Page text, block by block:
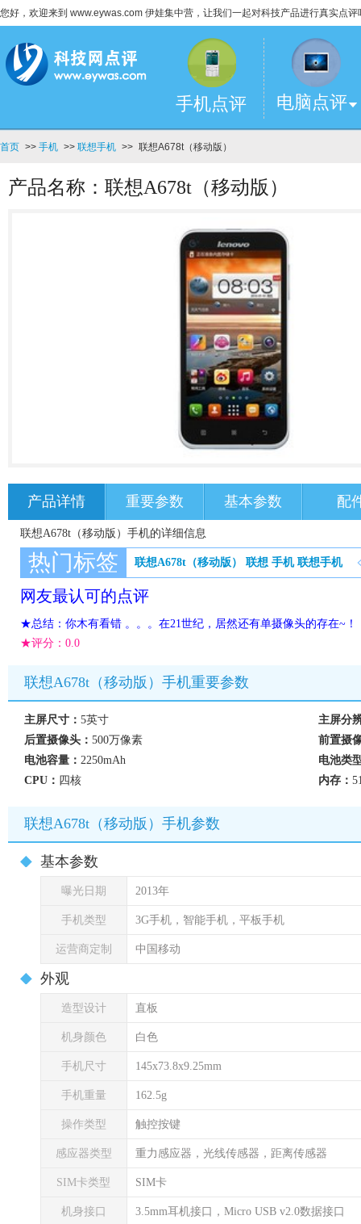
您好，欢迎来到 www.eywas.com 伊娃集中营，让我们一起对科技产品进行真实点评
手机点评 电脑点评
首页 >> 手机 >> 联想手机 >> 联想A678t（移动版）
产品名称：联想A678t（移动版）
产品详情 重要参数 基本参数 配
联想A678t（移动版）手机的详细信息
热门标签 联想A678t（移动版） 联想 手机 联想手机
网友最认可的点评
★总结：你木有看错 。。。在21世纪，居然还有单摄像头的存在~！
★评分： 0.0
联想A678t（移动版）手机重要参数
主屏尺寸： 5英寸
主屏分
后置摄像头： 500万像素
前置摄
电池容量： 2250mAh
电池类
CPU： 四核 内存：
联想A678t（移动版）手机参数
基本参数
曝光日期 2013年
手机类型 3G手机，智能手机，平板手机
运营商定制 中国移动
外观
造型设计 直板
机身颜色 白色
手机尺寸 145x73.8x9.25mm
手机重量 162.5g
操作类型 触控按键
感应器类型 重力感应器，光线传感器，距离传感器
SIM卡类型 SIM卡
机身接口 3.5mm耳机接口，Micro USB v2.0数据接口